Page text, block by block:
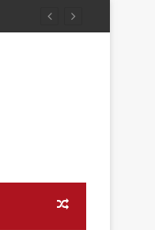
Random Article